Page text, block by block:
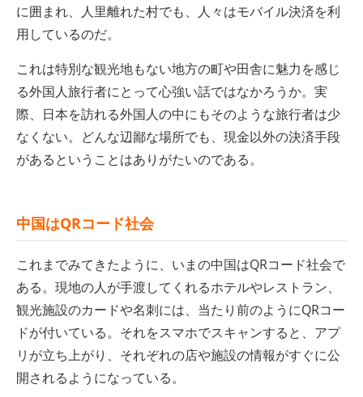
に囲まれ、人里離れた村でも、人々はモバイル決済を利
用しているのだ。
これは特別な観光地もない地方の町や田舎に魅力を感じ
る外国人旅行者にとって心強い話ではなかろうか。実
際、日本を訪れる外国人の中にもそのような旅行者は少
なくない。どんな辺鄙な場所でも、現金以外の決済手段
があるということはありがたいのである。
中国はQRコード社会
これまでみてきたように、いまの中国はQRコード社会で
ある。現地の人が手渡してくれるホテルやレストラン、
観光施設のカードや名刺には、当たり前のようにQRコー
ドが付いている。それをスマホでスキャンすると、アプ
リが立ち上がり、それぞれの店や施設の情報がすぐに公
開されるようになっている。